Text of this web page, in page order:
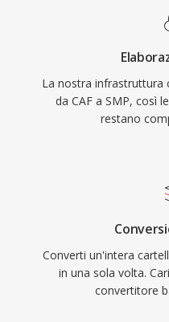
La nostra infrastruttura
da CAF a SMP, così
restano
Converti un'intera
in una sola volta.
convertitore